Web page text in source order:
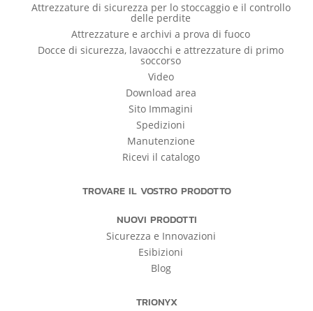
Attrezzature di sicurezza per lo stoccaggio e il controllo
delle perdite
Attrezzature e archivi a prova di fuoco
Docce di sicurezza, lavaocchi e attrezzature di primo
soccorso
Video
Download area
Sito Immagini
Spedizioni
Manutenzione
Ricevi il catalogo
TROVARE IL VOSTRO PRODOTTO
NUOVI PRODOTTI
Sicurezza e Innovazioni
Esibizioni
Blog
TRIONYX